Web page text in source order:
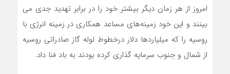
امروز از هر زمان دیگر بیشتر خود را در برابر تهدید جدی می
بینند و این خود زمینه‌های مساعد همکاری در زمینه انرژی با
روسیه را که میلیاردها دلار درخطوط لوله گاز صادراتی روسیه
از شمال و جنوب سرمایه گذاری کرده بودند به باد فنا داد.